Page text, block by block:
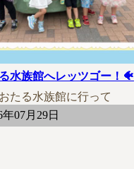
水族館へレッツゴー！🐠
おたる水族館に行って
年07月29日